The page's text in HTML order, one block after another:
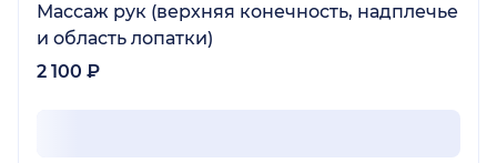
Массаж рук (верхняя конечность, надплечье
и область лопатки)
2 100 ₽